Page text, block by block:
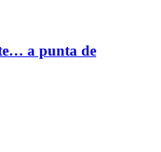
a punta de